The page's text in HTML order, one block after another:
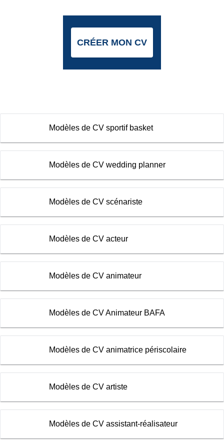
CRÉER MON CV
Modèles de CV sportif basket
Modèles de CV wedding planner
Modèles de CV scénariste
Modèles de CV acteur
Modèles de CV animateur
Modèles de CV Animateur BAFA
Modèles de CV animatrice périscolaire
Modèles de CV artiste
Modèles de CV assistant-réalisateur